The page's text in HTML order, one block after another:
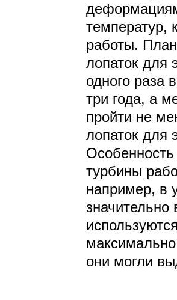
температур,
работы.
лопаток для
одного раза
три года, а
пройти не
лопаток для
Особенность
турбины
например, в
они могли